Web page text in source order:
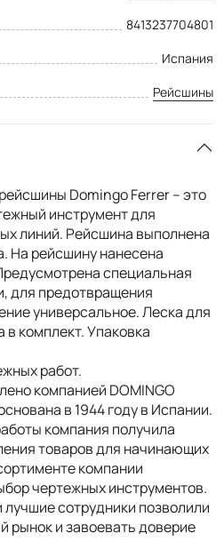
8413237704801
Испания
Рейсшины
Domingo Ferrer – это
инструмент для
линий. Рейсшина выполнена
На рейсшину нанесена
специальная
для предотвращения
универсальное. Леска для
комплект. Упаковка
работ.
компанией DOMINGO
в 1944 году в Испании.
компания получила
товаров для начинающих
компании
чертежных инструментов.
сотрудники позволили
рынок и завоевать доверие